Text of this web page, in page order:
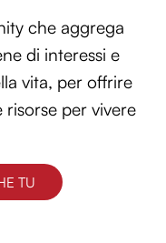
che aggrega
di interessi e
vita, per offrire
risorse per vivere
TU